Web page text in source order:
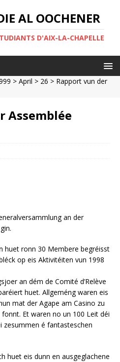
AL OOCHENER
D'AIX-LA-CHAPELLE
> April > 26 > Rapport vun der
Assemblée
an der
huet ronn 30 Membere begréisst
op eis Aktivitéiten vun 1998
an dém de Comité d’Relève
huet. Allgeméng waren eis
mat der Agape am Casino zu
Et waren no un 100 Leit déi
zesummen é fantasteschen
huet eis dunn en ausgeglachene